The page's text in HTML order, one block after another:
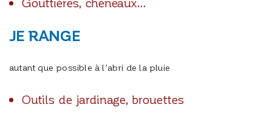
JE RANGE
autant que possible à l’abri de la pluie
Outils de jardinage, brouettes